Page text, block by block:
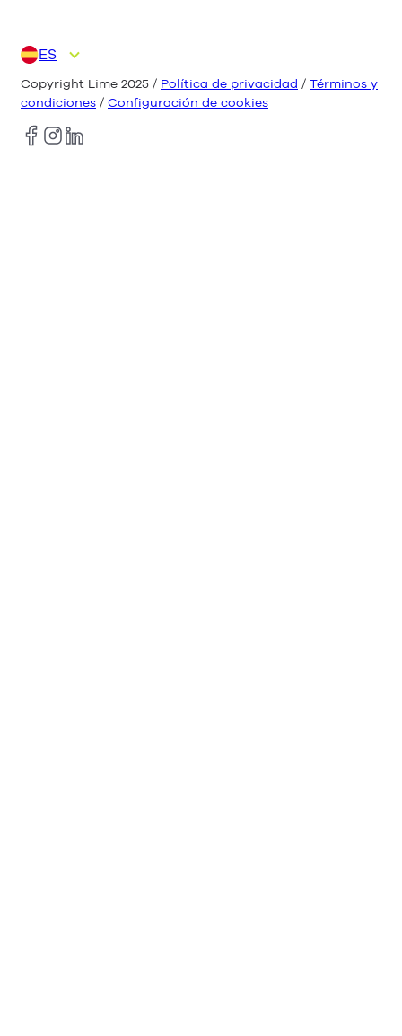
ES
Copyright Lime 2025 / Política de privacidad / Términos y
condiciones / Configuración de cookies